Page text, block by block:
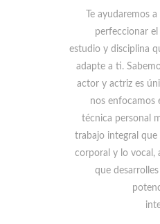
Te ayudaremos
perfeccionar
estudio y disciplina
adapte a ti.
actor y actriz es
nos enfocamos
técnica personal
trabajo integral
corporal y lo vocal,
que